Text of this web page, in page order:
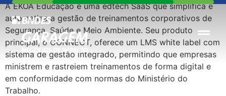
A EKOA Educação é uma edtech SaaS que simplifica e
automatiza a gestão de treinamentos corporativos de
Segurança, Saúde e Meio Ambiente. Seu produto
principal, o CONNECT, oferece um LMS white label com
sistema de gestão integrado, permitindo que empresas
ministrem e rastreiem treinamentos de forma digital e
em conformidade com normas do Ministério do
Trabalho.